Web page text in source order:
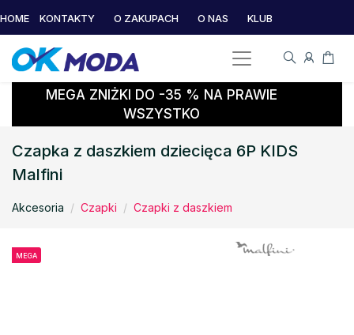
HOME KONTAKTY O ZAKUPACH O NAS KLUB
MEGA ZNIŻKI DO -35 % NA PRAWIE
WSZYSTKO
Czapka z daszkiem dziecięca 6P KIDS
Malfini
Akcesoria Czapki Czapki z daszkiem
MEGA